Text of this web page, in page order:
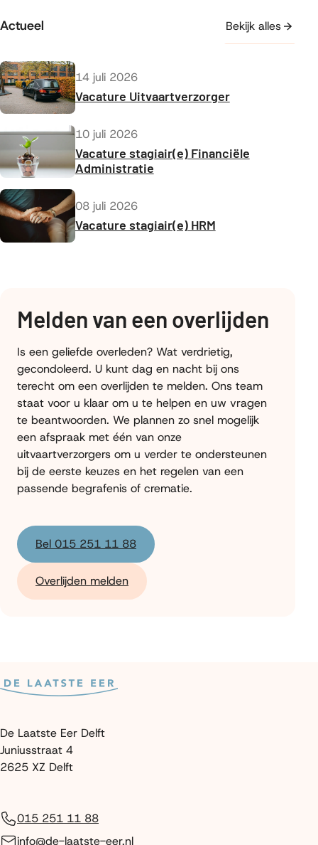
Actueel Bekijk alles
Vacature Uitvaartverzorger
Gepubliceerd op
14 juli 2026
Vacature stagiair(e) Financiële
Administratie
Gepubliceerd op
10 juli 2026
Vacature stagiair(e) HRM
Gepubliceerd op
08 juli 2026
Melden van een overlijden
Is een geliefde overleden? Wat verdrietig,
gecondoleerd. U kunt dag en nacht bij ons
terecht om een overlijden te melden. Ons team
staat voor u klaar om u te helpen en uw vragen
te beantwoorden. We plannen zo snel mogelijk
een afspraak met één van onze
uitvaartverzorgers om u verder te ondersteunen
bij de eerste keuzes en het regelen van een
passende begrafenis of crematie.
Bel 015 251 11 88
Overlijden melden
De Laatste Eer Delft
Juniusstraat 4
2625 XZ Delft
015 251 11 88
info@de-laatste-eer.nl